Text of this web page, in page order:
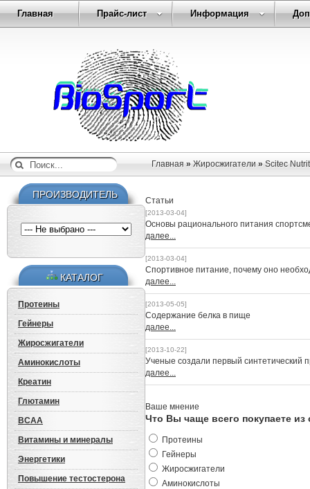
Главная Прайс-лист Информация
Главная » Жиросжигатели » Scitec
ПРОИЗВОДИТЕЛЬ
КАТАЛОГ
Протеины
Гейнеры
Жиросжигатели
Аминокислоты
Креатин
Глютамин
BCAA
Витамины и минералы
Энергетики
Повышение тестостерона
Статьи
[2013-03-04]
Основы рационального питания
далее...
[2013-03-04]
Спортивное питание, почему оно
далее...
[2013-05-05]
Cодержание белка в пище
далее...
[2013-10-22]
Ученые создали первый синтетический
далее...
Ваше мнение
Что Вы чаще всего покупаете из
Протеины
Гейнеры
Жиросжигатели
Аминокислоты